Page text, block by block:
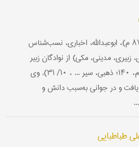
زُبَیْرِ بْنِ بَکّار (۱۷۲-۲۵۶ ق/ ۷۸۸-۸۷۰ م)، ابوعبدالله، اخباری، نسب‌شناس
مدینی، مکی) از نوادگان زبیر
بن عوام، صحابی معروف بود (ابن‌ندیم، ۱۴۰؛ ذهبی، سیر ... ، ۱۰/ ۳۱). وی
و در جوانی به‌سبب دانش و
طباطبایی